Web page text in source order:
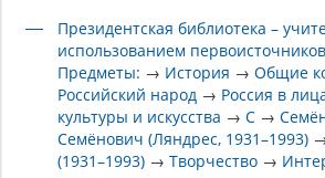
Президентская библиотека –
использованием первоисточников
Предметы: → История →Общие
Российский народ → Россия в
культуры и искусства →С →
Семёнович (Ляндрес, 1931–1993)
(1931–1993) →Творчество →